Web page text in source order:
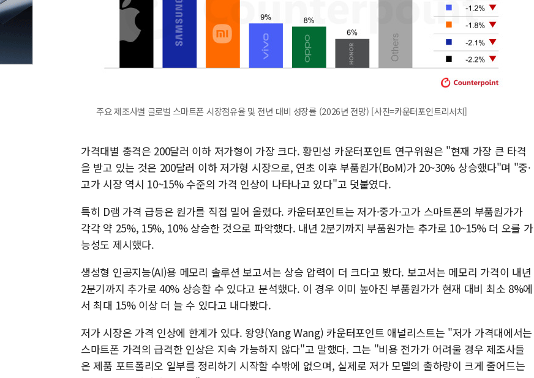
주요 제조사별 글로벌 스마트폰 시장점유율 및 전년 대비 성장률 (2026년 전망) [사진=카운터포인트리서치]
가격대별 충격은 200달러 이하 저가형이 가장 크다. 황민성 카운터포인트 연구위원은 "현재 가장 큰 타격
을 받고 있는 것은 200달러 이하 저가형 시장으로, 연초 이후 부품원가(BoM)가 20~30% 상승했다"며 "중·
고가 시장 역시 10~15% 수준의 가격 인상이 나타나고 있다"고 덧붙였다.
특히 D램 가격 급등은 원가를 직접 밀어 올렸다. 카운터포인트는 저가·중가·고가 스마트폰의 부품원가가
각각 약 25%, 15%, 10% 상승한 것으로 파악했다. 내년 2분기까지 부품원가는 추가로 10~15% 더 오를 가
능성도 제시했다.
생성형 인공지능(AI)용 메모리 솔루션 보고서는 상승 압력이 더 크다고 봤다. 보고서는 메모리 가격이 내년
2분기까지 추가로 40% 상승할 수 있다고 분석했다. 이 경우 이미 높아진 부품원가가 현재 대비 최소 8%에
서 최대 15% 이상 더 늘 수 있다고 내다봤다.
저가 시장은 가격 인상에 한계가 있다. 왕양(Yang Wang) 카운터포인트 애널리스트는 "저가 가격대에서는
스마트폰 가격의 급격한 인상은 지속 가능하지 않다"고 말했다. 그는 "비용 전가가 어려울 경우 제조사들
은 제품 포트폴리오 일부를 정리하기 시작할 수밖에 없으며, 실제로 저가 모델의 출하량이 크게 줄어드는